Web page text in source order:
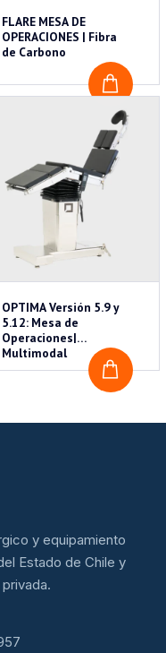
FLARE MESA DE
OPERACIONES | Fibra
de Carbono
OPTIMA Versión 5.9 y
5.12: Mesa de
Operaciones|
Multimodal
y equipamiento
Estado de Chile y